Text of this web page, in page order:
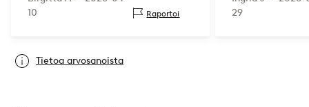
10
Raportoi
29
Tietoa arvosanoista